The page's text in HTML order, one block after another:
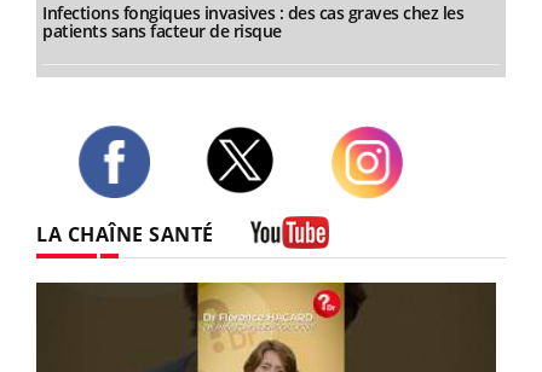
Infections fongiques invasives : des cas graves chez les
patients sans facteur de risque
LA CHAÎNE SANTÉ